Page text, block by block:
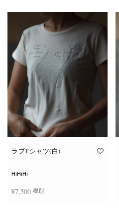
ジ
ら
選
き
ま
す
の
品
に
数
の
バ
リ
エ
ー
シ
ョ
ン
が
あ
り
ま
オ
ラブTシャツ(白)
HiHiHi
¥7,500 税別